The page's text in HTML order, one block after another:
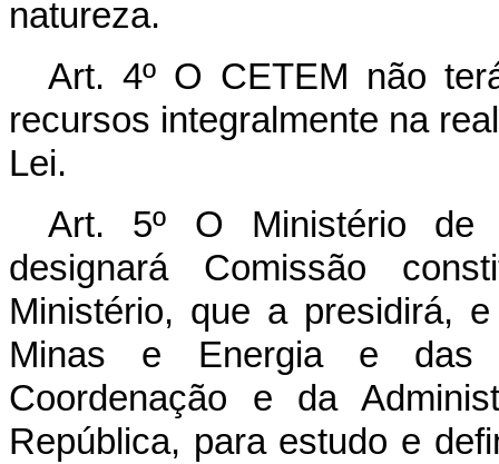
natureza.
Art. 4º O CETEM não
recursos integralmente na
Lei.
Art. 5º O Ministério de
designará Comissão
Ministério, que a presidirá,
Minas e Energia e das
Coordenação e da
República, para estudo e